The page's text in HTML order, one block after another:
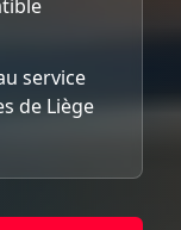
service
de Liège